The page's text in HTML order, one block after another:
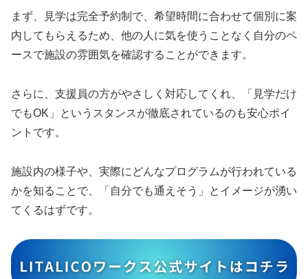
まず、見学は完全予約制で、希望時間に合わせて個別に案
内してもらえるため、他の人に気を使うことなく自分のペ
ースで施設の雰囲気を確認することができます。
さらに、支援員の方がやさしく対応してくれ、「見学だけ
でもOK」というスタンスが徹底されているのも安心ポイ
ントです。
施設内の様子や、実際にどんなプログラムが行われている
かを知ることで、「自分でも通えそう」とイメージが湧い
てくるはずです。